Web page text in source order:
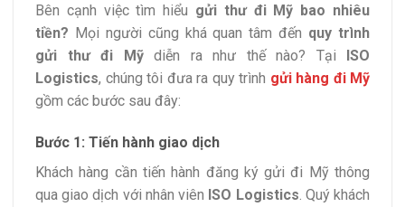
Bên cạnh việc tìm hiểu gửi thư đi Mỹ bao nhiêu
tiền? Mọi người cũng khá quan tâm đến quy trình
gửi thư đi Mỹdiễn ra như thế nào? Tại ISO
Logistics, chúng tôi đưa ra quy trình gửi hàng đi Mỹ
gồm các bước sau đây:
Bước 1: Tiến hành giao dịch
Khách hàng cần tiến hành đăng ký gửi đi Mỹ thông
qua giao dịch với nhân viên ISO Logistics . Quý khách